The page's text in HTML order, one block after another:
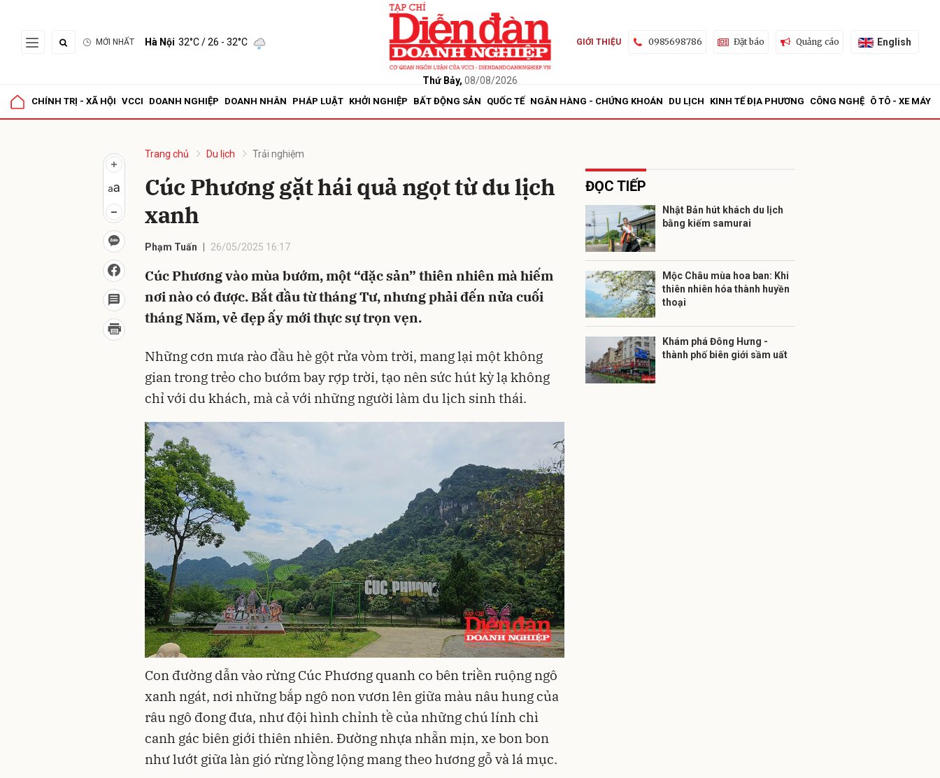
MỚI NHẤT Hà Nội 32°C/ 26 - 32°C
Thứ Bảy, 08/08/2026
GIỚI THIỆU 0985698786 Đặt báo Quảng cáo English
CHÍNH TRỊ - XÃ HỘI VCCI DOANH NGHIỆP DOANH NHÂN PHÁP LUẬT KHỞI NGHIỆP BẤT ĐỘNG SẢN QUỐC TẾ NGÂN HÀNG - CHỨNG KHOÁN DU LỊCH KINH TẾ ĐỊA PHƯƠNG CÔNG NGHỆ Ô TÔ - XE MÁY
Trang chủ Du lịch Trải nghiệm
Cúc Phương gặt hái quả ngọt từ du lịch
xanh
Phạm Tuấn 26/05/2025 16:17
Cúc Phương vào mùa bướm, một “đặc sản” thiên nhiên mà hiếm
nơi nào có được. Bắt đầu từ tháng Tư, nhưng phải đến nửa cuối
tháng Năm, vẻ đẹp ấy mới thực sự trọn vẹn.
Những cơn mưa rào đầu hè gột rửa vòm trời, mang lại một không
gian trong trẻo cho bướm bay rợp trời, tạo nên sức hút kỳ lạ không
chỉ với du khách, mà cả với những người làm du lịch sinh thái.
Con đường dẫn vào rừng Cúc Phương quanh co bên triền ruộng ngô
xanh ngát, nơi những bắp ngô non vươn lên giữa màu nâu hung của
râu ngô đong đưa, như đội hình chỉnh tề của những chú lính chì
canh gác biên giới thiên nhiên. Đường nhựa nhẵn mịn, xe bon bon
như lướt giữa làn gió rừng lồng lộng mang theo hương gỗ và lá mục.
ĐỌC TIẾP
Nhật Bản hút khách du lịch
bằng kiếm samurai
Mộc Châu mùa hoa ban: Khi
thiên nhiên hóa thành huyền
thoại
Khám phá Đông Hưng -
thành phố biên giới sầm uất
Gửi